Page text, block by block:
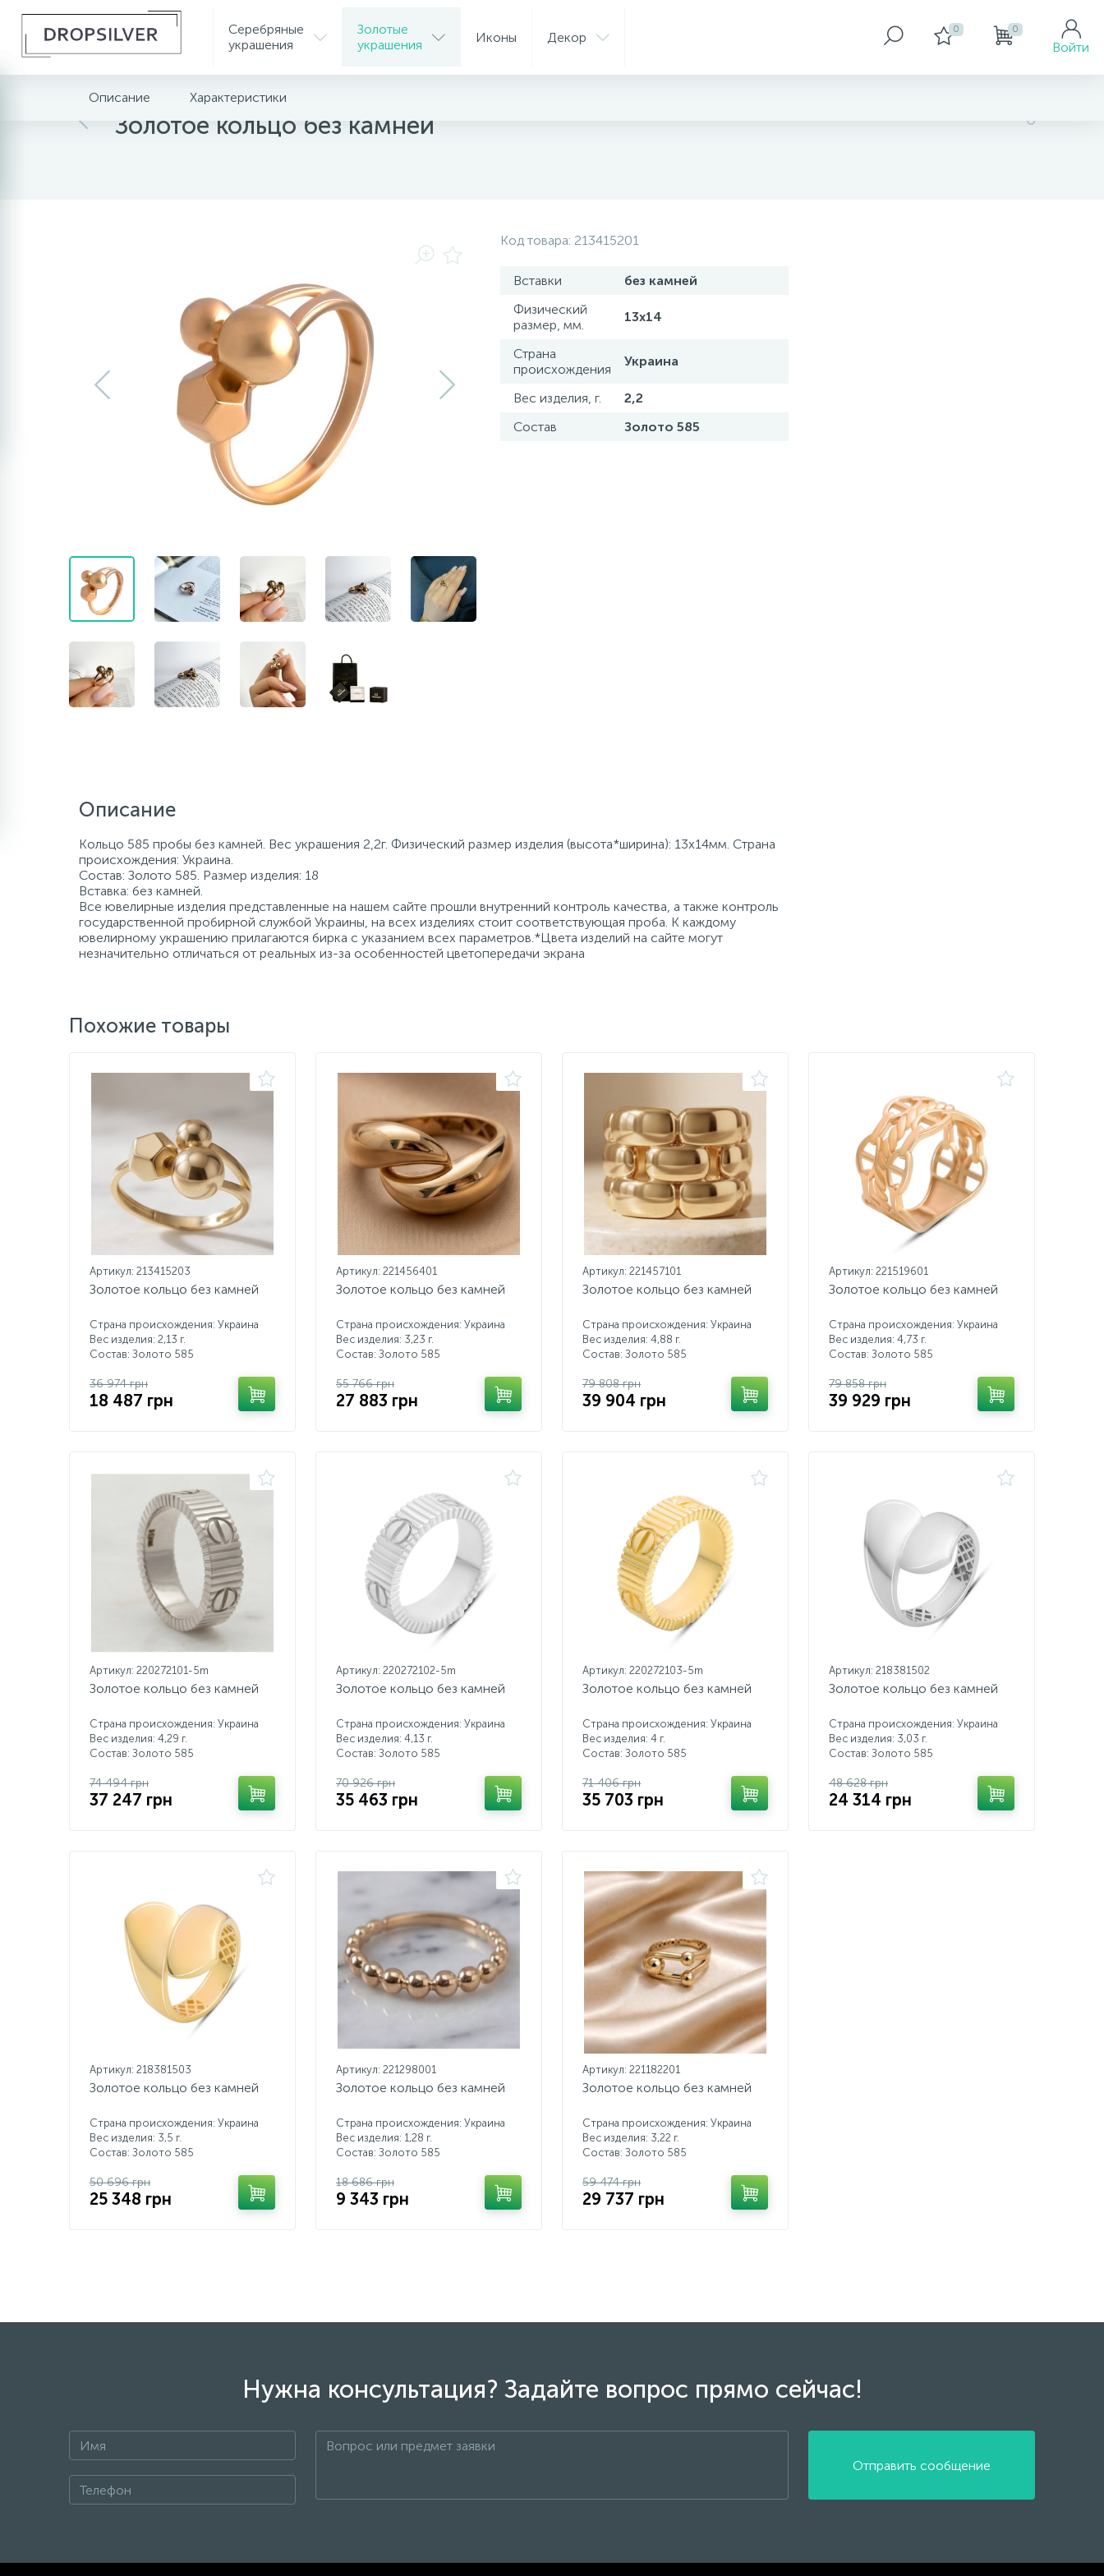
Серебряные
украшения
Золотые
украшения
Иконы Декор 0 0
Войти
Главная Золотые украшения
Золотое кольцо без камней
Описание Характеристики
Код товара: 213415201
Вставки
без камней
Физический
размер, мм.
13х14
Страна
происхождения
Украина
Вес изделия, г.
2,2
Состав
Золото 585
Описание
Кольцо 585 пробы без камней. Вес украшения 2,2г. Физический размер изделия (высота*ширина): 13х14мм. Страна
происхождения: Украина.
Состав: Золото 585. Размер изделия: 18
Вставка: без камней.
Все ювелирные изделия представленные на нашем сайте прошли внутренний контроль качества, а также контроль
государственной пробирной службой Украины, на всех изделиях стоит соответствующая проба. К каждому
ювелирному украшению прилагаются бирка с указанием всех параметров.*Цвета изделий на сайте могут
незначительно отличаться от реальных из-за особенностей цветопередачи экрана
Похожие товары
Артикул: 213415203
Золотое кольцо без камней
Страна происхождения: Украина
Вес изделия: 2,13 г.
Состав: Золото 585
36 974 грн
18 487 грн
Артикул: 221456401
Золотое кольцо без камней
Страна происхождения: Украина
Вес изделия: 3,23 г.
Состав: Золото 585
55 766 грн
27 883 грн
Артикул: 221457101
Золотое кольцо без камней
Страна происхождения: Украина
Вес изделия: 4,88 г.
Состав: Золото 585
79 808 грн
39 904 грн
Артикул: 221519601
Золотое кольцо без камней
Страна происхождения: Украина
Вес изделия: 4,73 г.
Состав: Золото 585
79 858 грн
39 929 грн
Артикул: 220272101-5m
Золотое кольцо без камней
Страна происхождения: Украина
Вес изделия: 4,29 г.
Состав: Золото 585
74 494 грн
37 247 грн
Артикул: 220272102-5m
Золотое кольцо без камней
Страна происхождения: Украина
Вес изделия: 4,13 г.
Состав: Золото 585
70 926 грн
35 463 грн
Артикул: 220272103-5m
Золотое кольцо без камней
Страна происхождения: Украина
Вес изделия: 4 г.
Состав: Золото 585
71 406 грн
35 703 грн
Артикул: 218381502
Золотое кольцо без камней
Страна происхождения: Украина
Вес изделия: 3,03 г.
Состав: Золото 585
48 628 грн
24 314 грн
Артикул: 218381503
Золотое кольцо без камней
Страна происхождения: Украина
Вес изделия: 3,5 г.
Состав: Золото 585
50 696 грн
25 348 грн
Артикул: 221298001
Золотое кольцо без камней
Страна происхождения: Украина
Вес изделия: 1,28 г.
Состав: Золото 585
18 686 грн
9 343 грн
Артикул: 221182201
Золотое кольцо без камней
Страна происхождения: Украина
Вес изделия: 3,22 г.
Состав: Золото 585
59 474 грн
29 737 грн
Нужна консультация? Задайте вопрос прямо сейчас!
Отправить сообщение